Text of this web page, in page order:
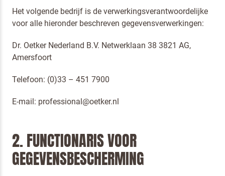
Het volgende bedrijf is de verwerkingsverantwoordelijke
voor alle hieronder beschreven gegevensverwerkingen:
Dr. Oetker Nederland B.V. Netwerklaan 38 3821 AG,
Amersfoort
Telefoon: (0)33 – 451 7900
E-mail: professional@oetker.nl
2. FUNCTIONARIS VOOR
GEGEVENSBESCHERMING